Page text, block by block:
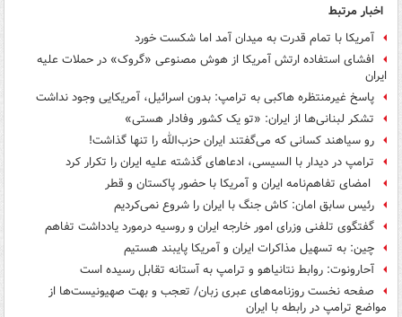
اخبار مرتبط
آمریکا با تمام قدرت به میدان آمد اما شکست خورد
افشای استفاده ارتش آمریکا از هوش مصنوعی «گروک» در حملات علیه
ایران
پاسخ غیرمنتظره هاکبی به ترامپ: بدون اسرائیل، آمریکایی وجود نداشت
تشکر لبنانی‌ها از ایران: «تو یک کشور وفادار هستی»
رو سیاهند کسانی که می‌گفتند ایران حزب‌الله را تنها گذاشت!
ترامپ در دیدار با السیسی، ادعاهای گذشته علیه ایران را تکرار کرد
امضای تفاهم‌نامه ایران و آمریکا با حضور پاکستان و قطر
رئیس سابق امان: کاش جنگ با ایران را شروع نمی‌کردیم
گفتگوی تلفنی وزرای امور خارجه ایران و روسیه درمورد یادداشت تفاهم
چین: به تسهیل مذاکرات ایران و آمریکا پایبند هستیم
آحارونوت: روابط نتانیاهو و ترامپ به آستانه تقابل رسیده است
صفحه نخست روزنامه‌های عبری زبان/ تعجب و بهت صهیونیست‌ها از
مواضع ترامپ در رابطه با ایران